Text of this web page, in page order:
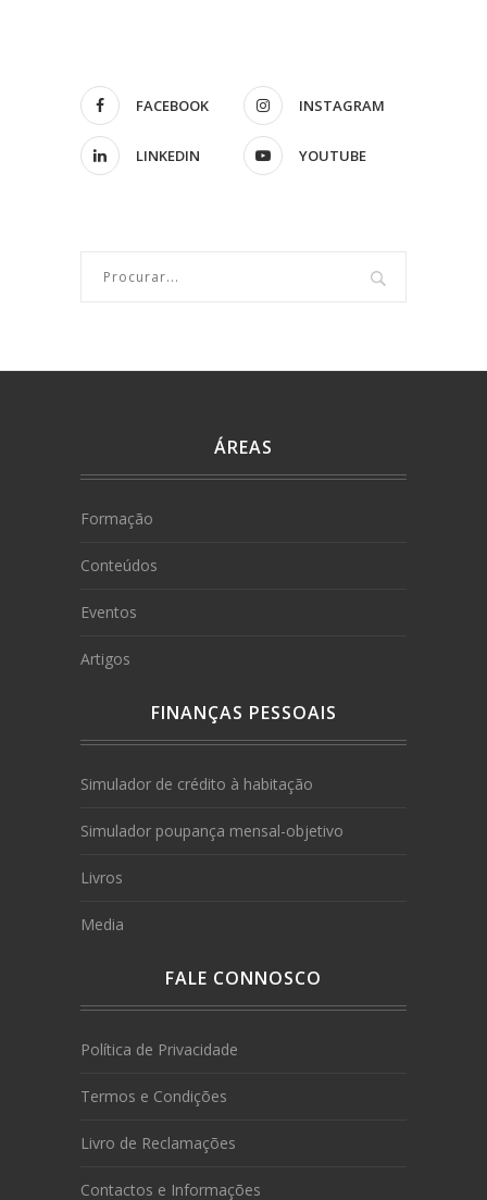
FACEBOOK INSTAGRAM
LINKEDIN YOUTUBE
ÁREAS
Formação
Conteúdos
Eventos
Artigos
FINANÇAS PESSOAIS
Simulador de crédito à habitação
Simulador poupança mensal-objetivo
Livros
Media
FALE CONNOSCO
Política de Privacidade
Termos e Condições
Livro de Reclamações
Contactos e Informações